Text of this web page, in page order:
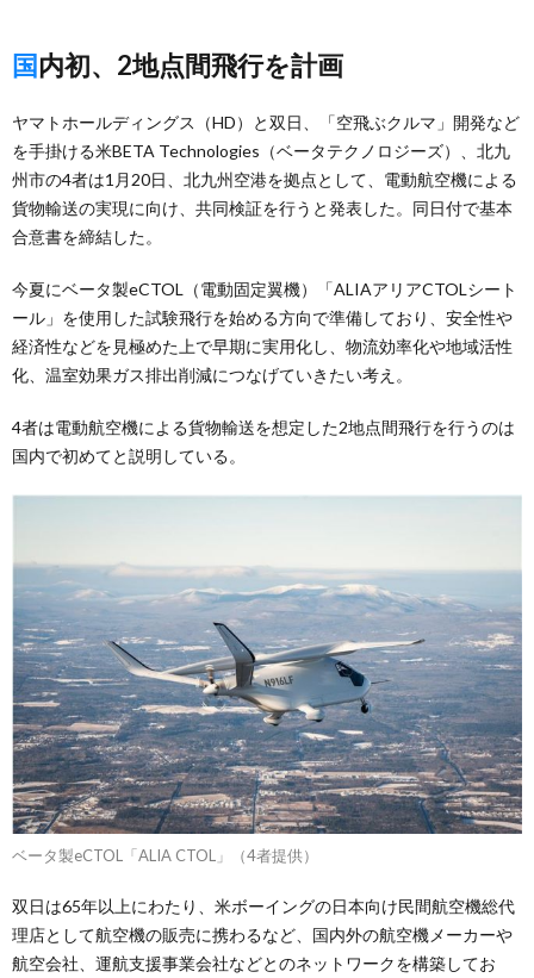
国内初、2地点間飛行を計画
ヤマトホールディングス（HD）と双日、「空飛ぶクルマ」開発など
を手掛ける米BETA Technologies（ベータテクノロジーズ）、北九
州市の4者は1月20日、北九州空港を拠点として、電動航空機による
貨物輸送の実現に向け、共同検証を行うと発表した。同日付で基本
合意書を締結した。
今夏にベータ製eCTOL（電動固定翼機）「ALIAアリアCTOLシート
ール」を使用した試験飛行を始める方向で準備しており、安全性や
経済性などを見極めた上で早期に実用化し、物流効率化や地域活性
化、温室効果ガス排出削減につなげていきたい考え。
4者は電動航空機による貨物輸送を想定した2地点間飛行を行うのは
国内で初めてと説明している。
ベータ製eCTOL「ALIA CTOL」（4者提供）
双日は65年以上にわたり、米ボーイングの日本向け民間航空機総代
理店として航空機の販売に携わるなど、国内外の航空機メーカーや
航空会社、運航支援事業会社などとのネットワークを構築してお